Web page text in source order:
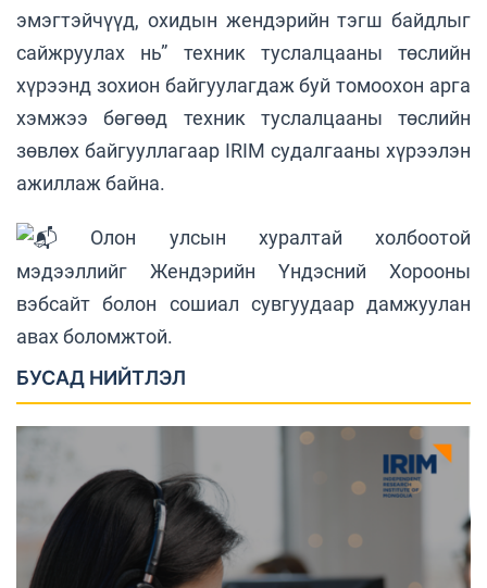
эмэгтэйчүүд, охидын жендэрийн тэгш байдлыг
сайжруулах нь” техник туслалцааны төслийн
хүрээнд зохион байгуулагдаж буй томоохон арга
хэмжээ бөгөөд техник туслалцааны төслийн
зөвлөх байгууллагаар IRIM судалгааны хүрээлэн
ажиллаж байна.
Олон улсын хуралтай холбоотой
мэдээллийг Жендэрийн Үндэсний Хорооны
вэбсайт болон сошиал сувгуудаар дамжуулан
авах боломжтой.
БУСАД НИЙТЛЭЛ